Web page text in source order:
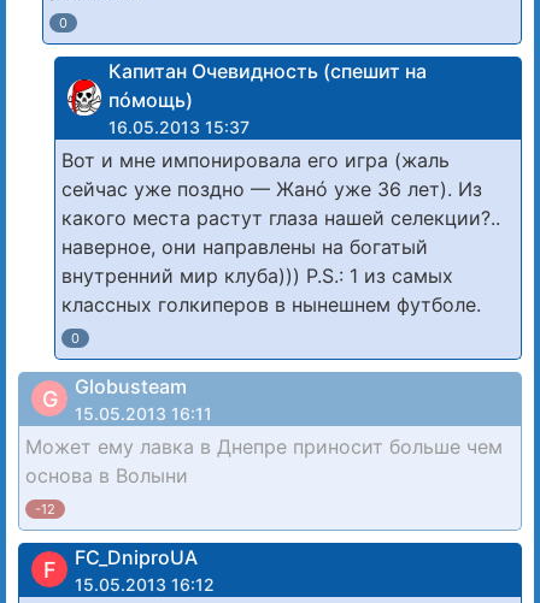
0
Капитан Очевидность (спешит на
пóмощь)
16.05.2013 15:37
Вот и мне импонировала его игра (жаль
сейчас уже поздно — Жанó уже 36 лет). Из
какого места растут глаза нашей селекции?..
наверное, они направлены на богатый
внутренний мир клуба))) P.S.: 1 из самых
классных голкиперов в нынешнем футболе.
0
G Globusteam
15.05.2013 16:11
Может ему лавка в Днепре приносит больше чем
основа в Волыни
-12
F FC_DniproUA
15.05.2013 16:12